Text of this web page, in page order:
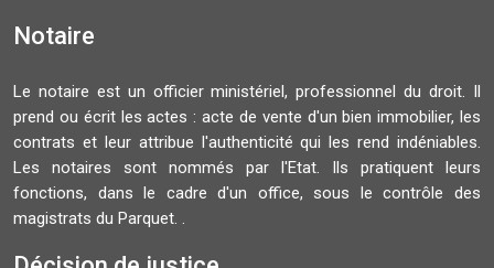
Notaire
Le notaire est un officier ministériel, professionnel du droit. Il
prend ou écrit les actes : acte de vente d'un bien immobilier, les
contrats et leur attribue l'authenticité qui les rend indéniables.
Les notaires sont nommés par l'Etat. Ils pratiquent leurs
fonctions, dans le cadre d'un office, sous le contrôle des
magistrats du Parquet. .